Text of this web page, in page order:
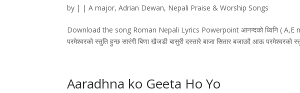
by | |A major,Adrian Dewan, Nepali Praise & Worship Songs
Download the song Roman Nepali Lyrics Powerpoint आनन्दको ध्विनि ( A,E
परमेश्वरको स्तुति हुन्छ सारंगी बिणा खैजडी बासुरी दस्तारे बाजा सितार बजाउदै आऊ परमेश्वरको
Aaradhna ko Geeta Ho Yo